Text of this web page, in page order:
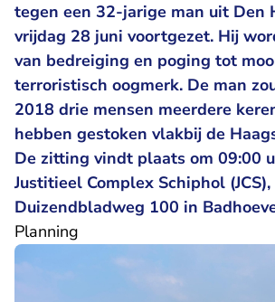
tegen een 32-jarige man uit Den
vrijdag 28 juni voortgezet. Hij
van bedreiging en poging tot
terroristisch oogmerk. De man
2018 drie mensen meerdere
hebben gestoken vlakbij de
De zitting vindt plaats om 09:00
Justitieel Complex Schiphol (JCS),
Duizendbladweg 100 in
Planning